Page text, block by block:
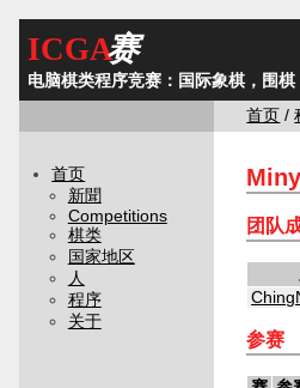
ICGA赛
电脑棋类程序竞赛：国际象棋，围棋
首页 /
首页
新聞
Competitions
棋类
国家地区
人
程序
关于
Miny
团队
参赛